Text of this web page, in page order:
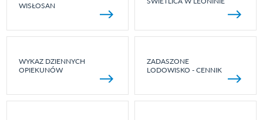
WISŁOSAN
WYKAZ DZIENNYCH
OPIEKUNÓW
ZADASZONE
LODOWISKO - CENNIK